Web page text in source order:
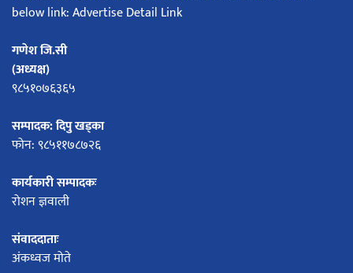
below link: Advertise Detail Link
गणेश जि.सी
(अध्यक्ष)
९८५१०७६३६५
सम्पादक: दिपु खड्का
फोन: ९८५११७८७२६
कार्यकारी सम्पादकः
रोशन ज्ञवाली
संवाददाताः
अंकध्वज मोते